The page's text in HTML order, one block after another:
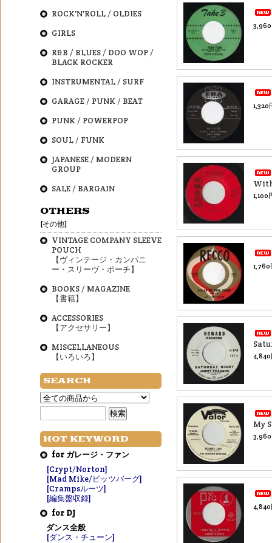
1,320
1,100
1,760
4,840
My
4,840
ROCK'N'ROLL / OLDIES
GIRLS
R&B / BLUES / DOO WOP /
BLACK ROCKER
INSTRUMENTAL / SURF
GARAGE / PUNK / BEAT
PUNK / POWERPOP
SOUL / FUNK
JAPANESE / MODERN
GROUP
SALE / BARGAIN
OTHERS
[その他]
VINTAGE COMPANY SLEEVE
POUCH
【ヴィンテージ・カンパニ
ー・スリーヴ・ポーチ】
BOOKS / MAGAZINE
【書籍】
ACCESSORIES
【アクセサリー】
MISCELLANEOUS
【いろいろ】
SEARCH
HOT KEYWORD
for ガレージ・ファン
[Crypt/Norton]
[Mad Mike/ピッツバーグ]
[Crampsルーツ]
[編集盤収録]
for DJ
ダンス全般
[ダンス・チューン]